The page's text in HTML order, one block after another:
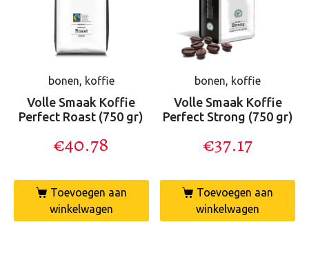
bonen, koffie
Volle Smaak Koffie
Perfect Roast (750 gr)
€40.78
Toevoegen aan
winkelwagen
bonen, koffie
Volle Smaak Koffie
Perfect Strong (750 gr)
€37.17
Toevoegen aan
winkelwagen